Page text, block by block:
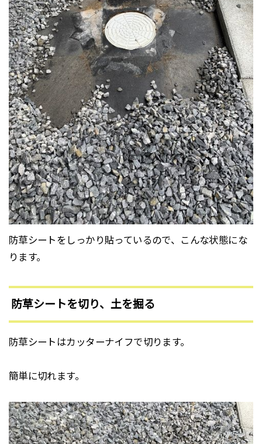
防草シートをしっかり貼っているので、こんな状態にな
ります。
防草シートを切り、土を掘る
防草シートはカッターナイフで切ります。
簡単に切れます。